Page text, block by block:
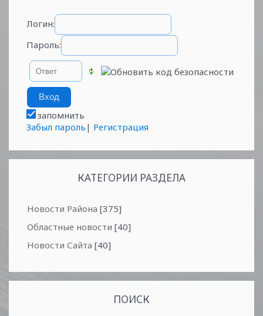
Логин:
Пароль:
запомнить
Забыл пароль | Регистрация
КАТЕГОРИИ РАЗДЕЛА
Новости Района [375]
Областные новости [40]
Новости Сайта [40]
ПОИСК